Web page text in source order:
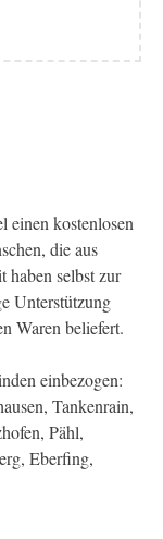
einen kostenlosen
die aus
haben selbst zur
Unterstützung
Waren beliefert.
einbezogen:
Tankenrain,
Pähl,
Eberfing,